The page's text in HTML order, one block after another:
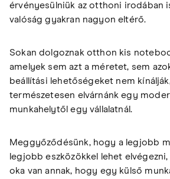
érvényesülniük az otthoni irodában
valóság gyakran nagyon eltérő.
Sokan dolgoznak otthon kis
amelyek sem azt a méretet, sem
beállítási lehetőségeket nem
természetesen elvárnánk egy
munkahelytől egy vállalatnál.
Meggyőződésünk, hogy a legjobb
legjobb eszközökkel lehet
oka van annak, hogy egy külső